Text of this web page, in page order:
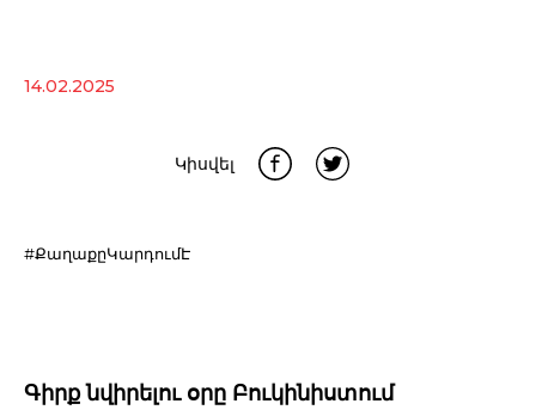
14.02.2025
Կիսվել
#ՔաղաքըԿարդումԷ
Գիրք նվիրելու օրը Բուկինիստում